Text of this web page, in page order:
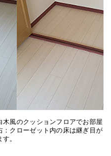
木風のクッションフロアでお部屋
：クローゼット内の床は継ぎ目が
。